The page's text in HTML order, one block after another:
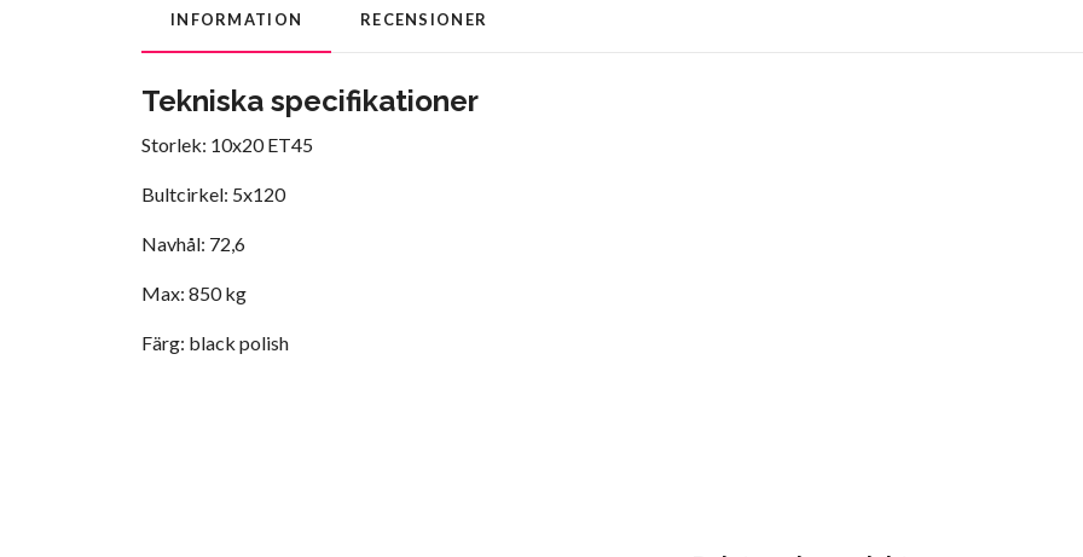
INFORMATION RECENSIONER
Tekniska specifikationer
Storlek: 10x20 ET45
Bultcirkel: 5x120
Navhål: 72,6
Max: 850 kg
Färg: black polish